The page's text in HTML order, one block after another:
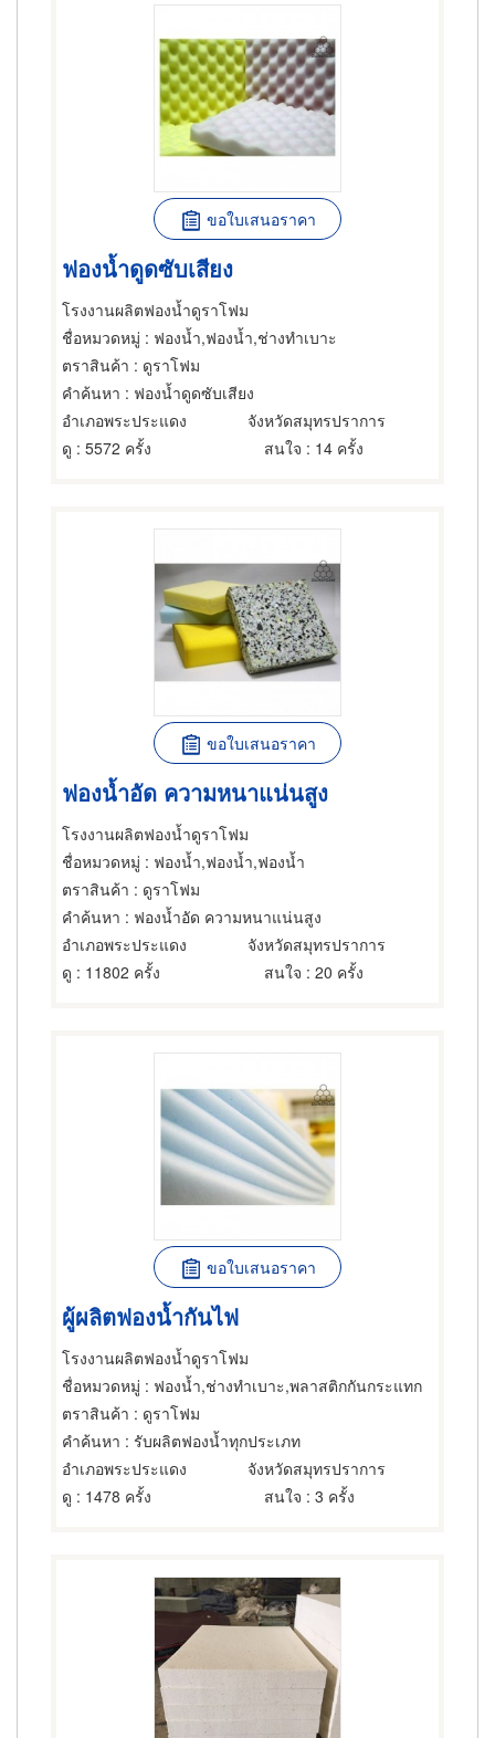
ขอใบเสนอราคา
ฟองน้ำดูดซับเสียง
โรงงานผลิตฟองน้ำดูราโฟม
ชื่อหมวดหมู่ : ฟองน้ำ,ฟองน้ำ,ช่างทำเบาะ
ตราสินค้า : ดูราโฟม
คำค้นหา : ฟองน้ำดูดซับเสียง
อำเภอพระประแดง
จังหวัดสมุทรปราการ
ดู : 5572 ครั้ง สนใจ : 14 ครั้ง
ขอใบเสนอราคา
ฟองน้ำอัด ความหนาแน่นสูง
โรงงานผลิตฟองน้ำดูราโฟม
ชื่อหมวดหมู่ : ฟองน้ำ,ฟองน้ำ,ฟองน้ำ
ตราสินค้า : ดูราโฟม
คำค้นหา : ฟองน้ำอัด ความหนาแน่นสูง
อำเภอพระประแดง
จังหวัดสมุทรปราการ
ดู : 11802 ครั้ง สนใจ : 20 ครั้ง
ขอใบเสนอราคา
ผู้ผลิตฟองน้ำกันไฟ
โรงงานผลิตฟองน้ำดูราโฟม
ชื่อหมวดหมู่ : ฟองน้ำ,ช่างทำเบาะ,พลาสติกกันกระแทก
ตราสินค้า : ดูราโฟม
คำค้นหา : รับผลิตฟองน้ำทุกประเภท
อำเภอพระประแดง
จังหวัดสมุทรปราการ
ดู : 1478 ครั้ง สนใจ : 3 ครั้ง